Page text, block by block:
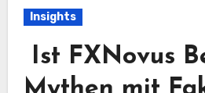
Insights
Ist FXNovus